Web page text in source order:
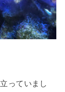
っていまし